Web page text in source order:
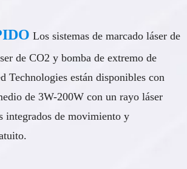
Los sistemas de marcado láser de
de CO2 y bomba de extremo de
Technologies están disponibles con
de 3W-200W con un rayo láser
integrados de movimiento y